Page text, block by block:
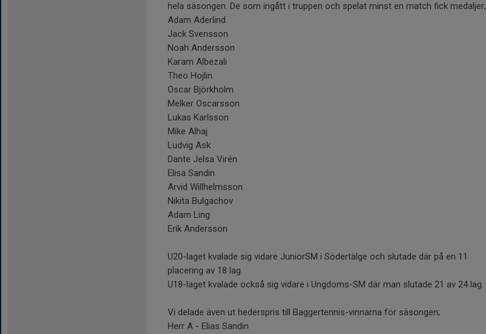
hela säsongen. De som ingått i truppen och spelat minst en match fick medaljer;
Adam Aderlind
Jack Svensson
Noah Andersson
Karam Albezali
Theo Hojlin
Oscar Björkholm
Melker Oscarsson
Lukas Karlsson
Mike Alhaj
Ludvig Ask
Dante Jelsa Virén
Elisa Sandin
Arvid Willhelmsson
Nikita Bulgachov
Adam Ling
Erik Andersson
U20-laget kvalade sig vidare JuniorSM i Södertälge och slutade där på en 11
placering av 18 lag.
U18-laget kvalade också sig vidare i Ungdoms-SM där man slutade 21 av 24 lag.
Vi delade även ut hederspris till Baggertennis-vinnarna för säsongen;
Herr A - Elias Sandin